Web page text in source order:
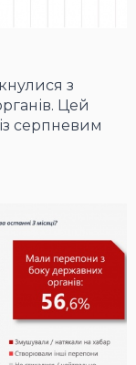
з
Цей
серпневим